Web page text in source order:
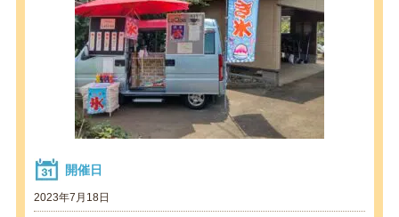
開催日
2023年7月18日